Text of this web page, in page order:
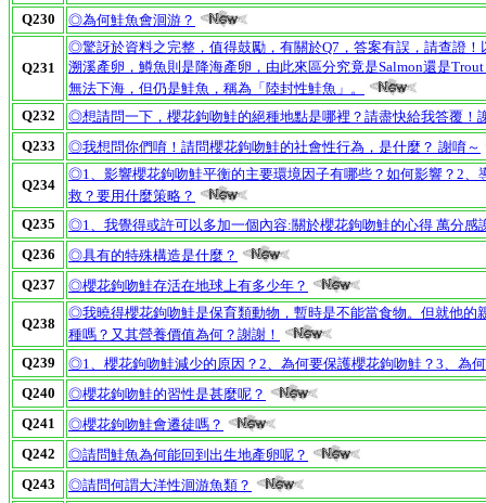
Q230
◎為何鮭魚會洄游？
Q231
◎驚訝於資料之完整，值得鼓勵，有關於Q7，答案有誤，請查證
溯溪產卵，鱒魚則是降海產卵，由此來區分究竟是Salmon還是
無法下海，但仍是鮭魚，稱為「陸封性鮭魚」。
Q232
◎想請問一下，櫻花鉤吻鮭的絕種地點是哪裡？請盡快給我答覆！
Q233
◎我想問你們唷！請問櫻花鉤吻鮭的社會性行為，是什麼？ 謝唷～
Q234
◎1、影響櫻花鉤吻鮭平衡的主要環境因子有哪些？如何影響？2
救？要用什麼策略？
Q235
◎1、我覺得或許可以多加一個內容:關於櫻花鉤吻鮭的心得 萬分感
Q236
◎具有的特殊構造是什麼？
Q237
◎櫻花鉤吻鮭存活在地球上有多少年？
Q238
◎我曉得櫻花鉤吻鮭是保育類動物，暫時是不能當食物。但就他
種嗎？又其營養價值為何？謝謝！
Q239
◎1、櫻花鉤吻鮭減少的原因？2、為何要保護櫻花鉤吻鮭？3、為
Q240
◎櫻花鉤吻鮭的習性是甚麼呢？
Q241
◎櫻花鉤吻鮭會遷徒嗎？
Q242
◎請問鮭魚為何能回到出生地產卵呢？
Q243
◎請問何謂大洋性洄游魚類？